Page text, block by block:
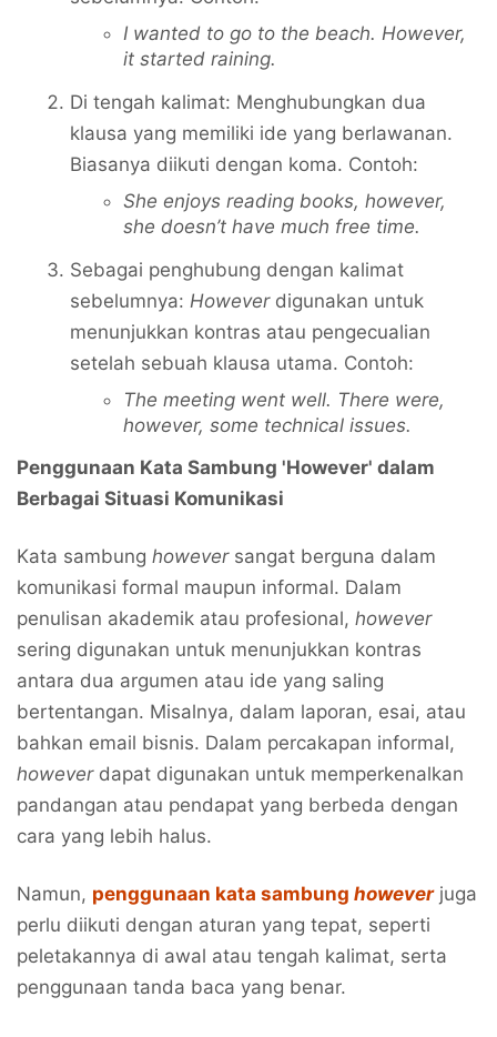
I wanted to go to the beach. However,
it started raining.
Di tengah kalimat: Menghubungkan dua
klausa yang memiliki ide yang berlawanan.
Biasanya diikuti dengan koma. Contoh:
She enjoys reading books, however,
she doesn’t have much free time.
Sebagai penghubung dengan kalimat
sebelumnya: Howeverdigunakan untuk
menunjukkan kontras atau pengecualian
setelah sebuah klausa utama. Contoh:
The meeting went well. There were,
however, some technical issues.
Penggunaan Kata Sambung 'However' dalam
Berbagai Situasi Komunikasi
Kata sambung howeversangat berguna dalam
komunikasi formal maupun informal. Dalam
penulisan akademik atau profesional, however
sering digunakan untuk menunjukkan kontras
antara dua argumen atau ide yang saling
bertentangan. Misalnya, dalam laporan, esai, atau
bahkan email bisnis. Dalam percakapan informal,
howeverdapat digunakan untuk memperkenalkan
pandangan atau pendapat yang berbeda dengan
cara yang lebih halus.
Namun, penggunaan kata sambung howeverjuga
perlu diikuti dengan aturan yang tepat, seperti
peletakannya di awal atau tengah kalimat, serta
penggunaan tanda baca yang benar.